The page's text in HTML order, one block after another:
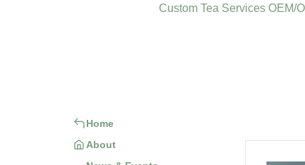
Custom Tea Services OEM/
Home
About